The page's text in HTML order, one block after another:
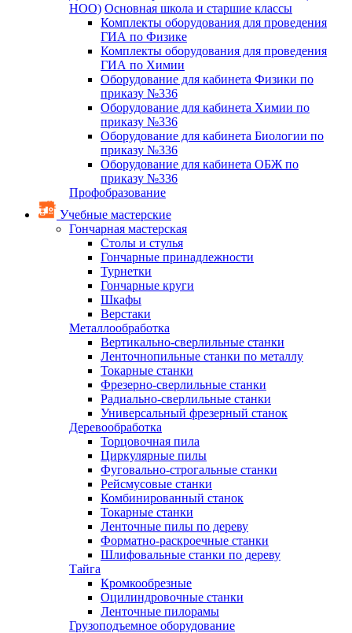
НОО) Основная школа и старшие классы
Комплекты оборудования для проведения
ГИА по Физике
Комплекты оборудования для проведения
ГИА по Химии
Оборудование для кабинета Физики по
приказу №336
Оборудование для кабинета Химии по
приказу №336
Оборудование для кабинета Биологии по
приказу №336
Оборудование для кабинета ОБЖ по
приказу №336
Профобразование
Учебные мастерские
Гончарная мастерская
Столы и стулья
Гончарные принадлежности
Турнетки
Гончарные круги
Шкафы
Верстаки
Металлообработка
Вертикально-сверлильные станки
Ленточнопильные станки по металлу
Токарные станки
Фрезерно-сверлильные станки
Радиально-сверлильные станки
Универсальный фрезерный станок
Деревообработка
Торцовочная пила
Циркулярные пилы
Фуговально-строгальные станки
Рейсмусовые станки
Комбинированный станок
Токарные станки
Ленточные пилы по дереву
Форматно-раскроечные станки
Шлифовальные станки по дереву
Тайга
Кромкообрезные
Оцилиндровочные станки
Ленточные пилорамы
Грузоподъемное оборудование